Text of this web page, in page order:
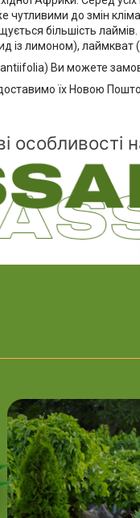
чутливими до змін
більшість
із лимоном), лаймкват
Ви можете
їх Новою
особливості